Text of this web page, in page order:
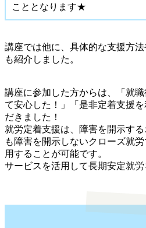
こととなります★
講座では他に、具体的な支援方
も紹介しました。
講座に参加した方からは、「就
て安心した！」「是非定着支援
だきました！
就労定着支援は、障害を開示す
も障害を開示しないクローズ就
用することが可能です。
サービスを活用して長期安定就労